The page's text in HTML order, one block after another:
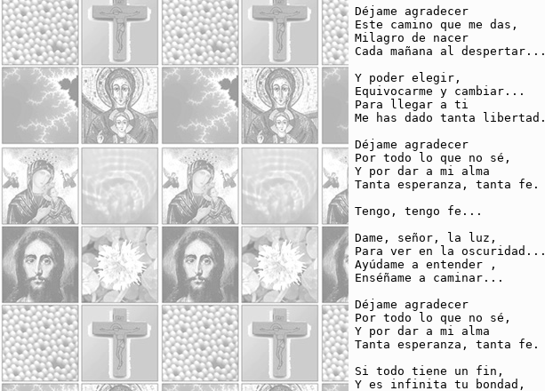
Déjame agradecer
Este camino que me das,
Milagro de nacer
Cada mañana al despertar...
Y poder elegir,
Equivocarme y cambiar...
Para llegar a ti
Me has dado tanta libertad.
Déjame agradecer
Por todo lo que no sé,
Y por dar a mi alma
Tanta esperanza, tanta fe.
Tengo, tengo fe...
Dame, señor, la luz,
Para ver en la oscuridad...
Ayúdame a entender ,
Enséñame a caminar...
Déjame agradecer
Por todo lo que no sé,
Y por dar a mi alma
Tanta esperanza, tanta fe.
Si todo tiene un fin,
Y es infinita tu bondad,